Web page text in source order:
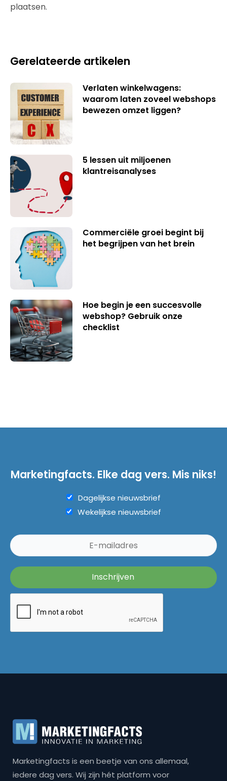
plaatsen.
Gerelateerde artikelen
Verlaten winkelwagens:
waarom laten zoveel webshops
bewezen omzet liggen?
5 lessen uit miljoenen
klantreisanalyses
Commerciële groei begint bij
het begrijpen van het brein
Hoe begin je een succesvolle
webshop? Gebruik onze
checklist
Marketingfacts. Elke dag vers. Mis niks!
Dagelijkse nieuwsbrief
Wekelijkse nieuwsbrief
Marketingfacts is een beetje van ons allemaal,
iedere dag vers. Wij zijn hét platform voor